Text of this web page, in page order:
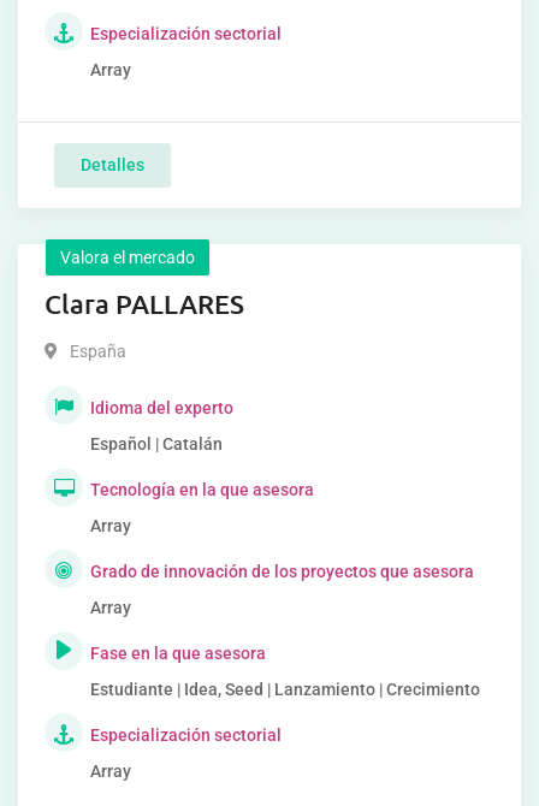
Especialización sectorial
Array
Detalles
Valora el mercado
Clara PALLARES
España
Idioma del experto
Español | Catalán
Tecnología en la que asesora
Array
Grado de innovación de los proyectos que asesora
Array
Fase en la que asesora
Estudiante | Idea, Seed | Lanzamiento | Crecimiento
Especialización sectorial
Array